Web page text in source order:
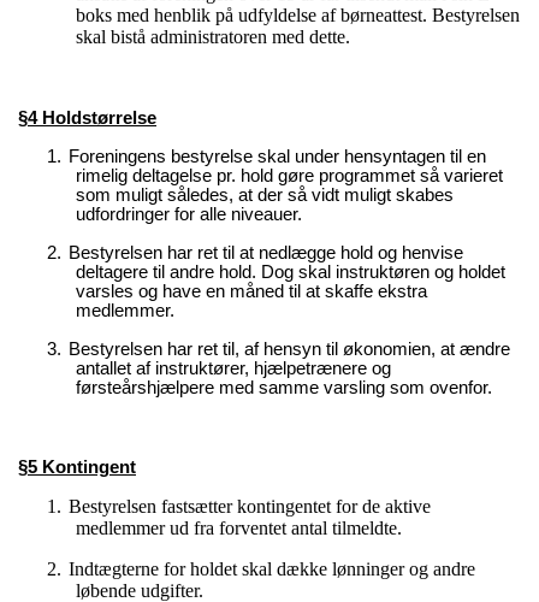
boks med henblik på udfyldelse af børneattest. Bestyrelsen
skal bistå administratoren med dette.
§4 Holdstørrelse
1. Foreningens bestyrelse skal under hensyntagen til en
rimelig deltagelse pr. hold gøre programmet så varieret
som muligt således, at der så vidt muligt skabes
udfordringer for alle niveauer.
2. Bestyrelsen har ret til at nedlægge hold og henvise
deltagere til andre hold. Dog skal instruktøren og holdet
varsles og have en måned til at skaffe ekstra
medlemmer.
3. Bestyrelsen har ret til, af hensyn til økonomien, at ændre
antallet af instruktører, hjælpetrænere og
førsteårshjælpere med samme varsling som ovenfor.
§5 Kontingent
1. Bestyrelsen fastsætter kontingentet for de aktive
medlemmer ud fra forventet antal tilmeldte.
2. Indtægterne for holdet skal dække lønninger og andre
løbende udgifter.